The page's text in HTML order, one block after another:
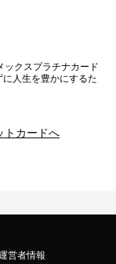
ックスプラチナカード
人生を豊かにするた
営者情報